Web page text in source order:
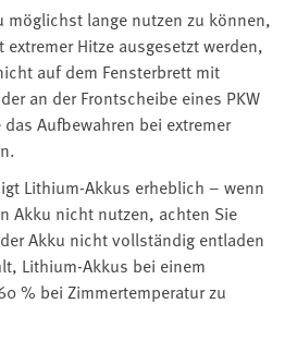
möglichst lange nutzen zu können,
Hitze ausgesetzt werden,
auf dem Fensterbrett mit
an der Frontscheibe eines PKW
Aufbewahren bei extremer
Lithium-Akkus erheblich – wenn
Akku nicht nutzen, achten Sie
Akku nicht vollständig entladen
Lithium-Akkus bei einem
% bei Zimmertemperatur zu